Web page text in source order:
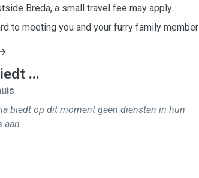
Breda, a small travel fee may apply.
to meeting you and your furry family
...
biedt op dit moment geen diensten in hun
aan.